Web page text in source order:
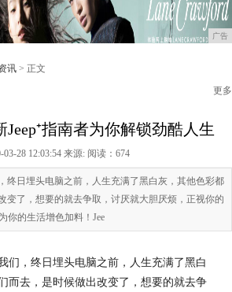
广告
讯 > 正文
更多
指南者为你解锁劲酷人生
03-28 12:03:54 来源: 阅读：674
终日埋头电脑之前，人生充满了黑白灰，其他色彩都
变了，想要的就去争取，讨厌就大胆厌烦，正视你的
你的生活增色加料！Jee
们，终日埋头电脑之前，人生充满了黑白
而去，是时候做出改变了，想要的就去争